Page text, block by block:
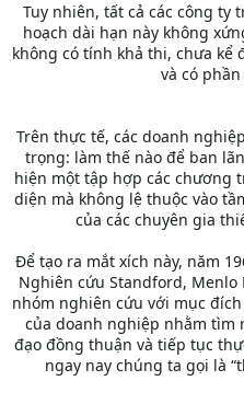
Tuy nhiên, tất cả các công ty
hoạch dài hạn này không
không có tính khả thi, chưa kể
và có
Trên thực tế, các doanh
trọng: làm thế nào để ban
hiện một tập hợp các chương
diện mà không lệ thuộc vào
của các chuyên gia
Để tạo ra mắt xích này, năm
Nghiên cứu Standford, Menlo
nhóm nghiên cứu với mục
của doanh nghiệp nhằm tìm
đạo đồng thuận và tiếp tục
ngay nay chúng ta gọi là